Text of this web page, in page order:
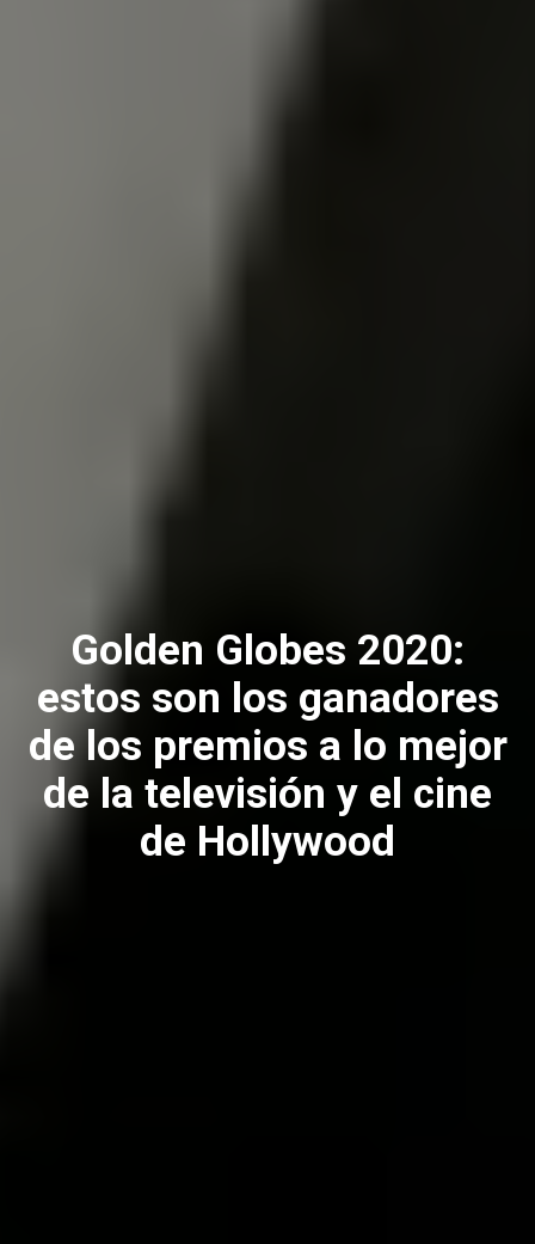
Golden Globes 2020:
estos son los ganadores
de los premios a lo mejor
de la televisión y el cine
de Hollywood